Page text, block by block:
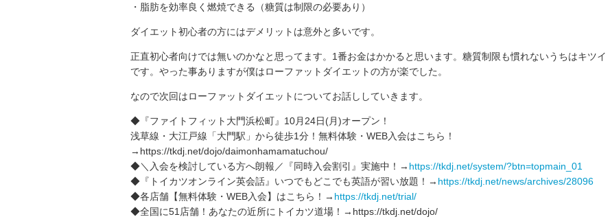
・脂肪を効率良く燃焼できる（糖質は制限の必要あり）
ダイエット初心者の方にはデメリットは意外と多いです。
正直初心者向けでは無いのかなと思ってます。1番お金はかかると思います。糖質制限も慣れないうちはキツイ
です。やった事ありますが僕はローファットダイエットの方が楽でした。
なので次回はローファットダイエットについてお話ししていきます。
◆『ファイトフィット大門浜松町』10月24日(月)オープン！
浅草線・大江戸線「大門駅」から徒歩1分！無料体験・WEB入会はこちら！
→https://tkdj.net/dojo/daimonhamamatuchou/
◆＼入会を検討している方へ朗報／『同時入会割引』実施中！→ https://tkdj.net/system/?btn=topmain_01
◆『トイカツオンライン英会話』いつでもどこでも英語が習い放題！→ https://tkdj.net/news/archives/28096
◆各店舗【無料体験・WEB入会】はこちら！→ https://tkdj.net/trial/
◆全国に51店舗！あなたの近所にトイカツ道場！→https://tkdj.net/dojo/